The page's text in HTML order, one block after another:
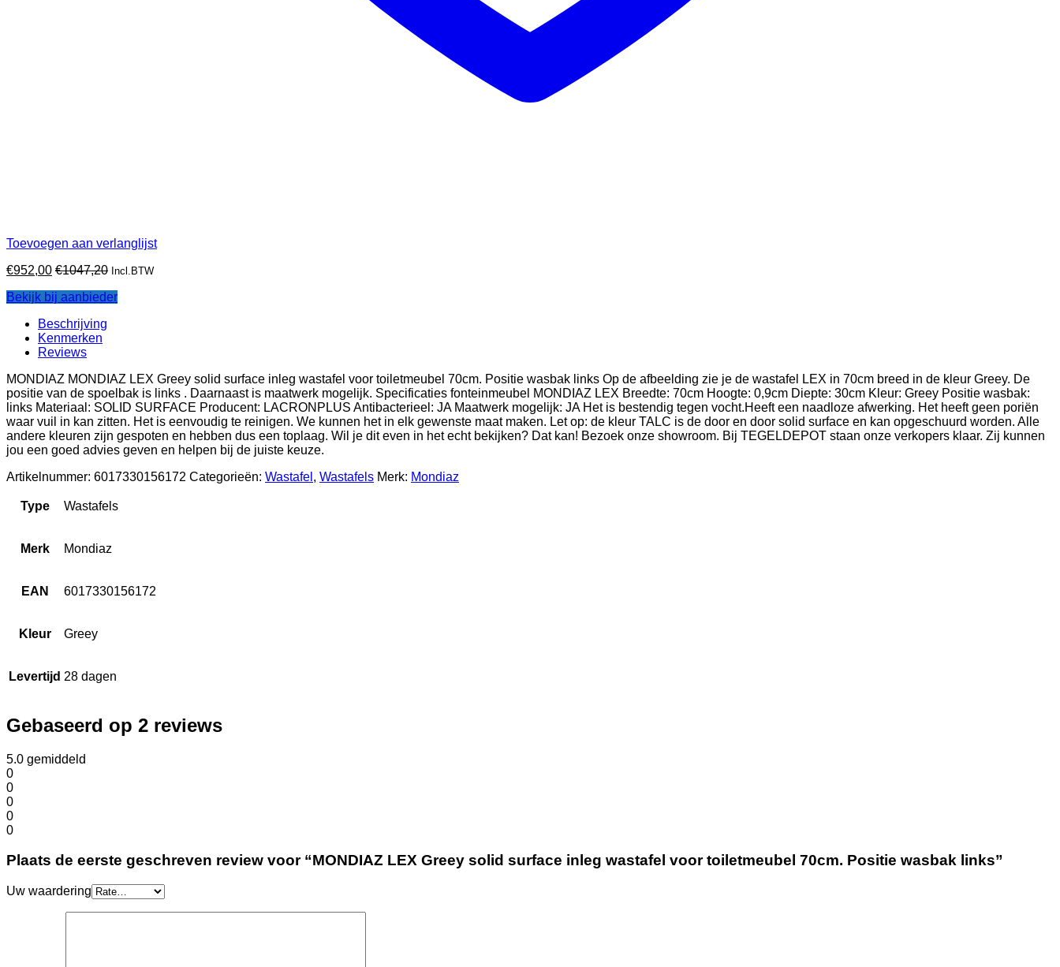
Toevoegen aan verlanglijst
€952,00 €1047,20 Incl.BTW
Bekijk bij aanbieder
Beschrijving
Kenmerken
Reviews
MONDIAZ MONDIAZ LEX Greey solid surface inleg wastafel voor toiletmeubel 70cm. Positie wasbak links Op de afbeelding zie je de wastafel LEX in 70cm breed in de kleur Greey. De
positie van de spoelbak is links . Daarnaast is maatwerk mogelijk. Specificaties fonteinmeubel MONDIAZ LEX Breedte: 70cm Hoogte: 0,9cm Diepte: 30cm Kleur: Greey Positie wasbak:
links Materiaal: SOLID SURFACE Producent: LACRONPLUS Antibacterieel: JA Maatwerk mogelijk: JA Het is bestendig tegen vocht.Heeft een naadloze afwerking. Het heeft geen poriën
waar vuil in kan zitten. Het is eenvoudig te reinigen. We kunnen het in elk gewenste maat maken. Let op: de kleur TALC is de door en door solid surface en kan opgeschuurd worden. Alle
andere kleuren zijn gespoten en hebben dus een toplaag. Wil je dit even in het echt bekijken? Dat kan! Bezoek onze showroom. Bij TEGELDEPOT staan onze verkopers klaar. Zij kunnen
jou een goed advies geven en helpen bij de juiste keuze.
Artikelnummer: 6017330156172 Categorieën: Wastafel , Wastafels Merk: Mondiaz
Type Wastafels
Merk Mondiaz
EAN 6017330156172
Kleur Greey
Levertijd 28 dagen
Gebaseerd op 2 reviews
5.0 gemiddeld
0
0
0
0
0
Plaats de eerste geschreven review voor “MONDIAZ LEX Greey solid surface inleg wastafel voor toiletmeubel 70cm. Positie wasbak links”
Uw waardering